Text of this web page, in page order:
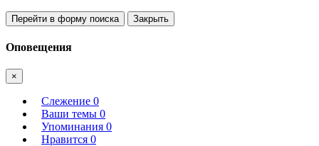
Перейти в форму поиска Закрыть
Оповещения
×
Слежение 0
Ваши темы 0
Упоминания 0
Нравится 0